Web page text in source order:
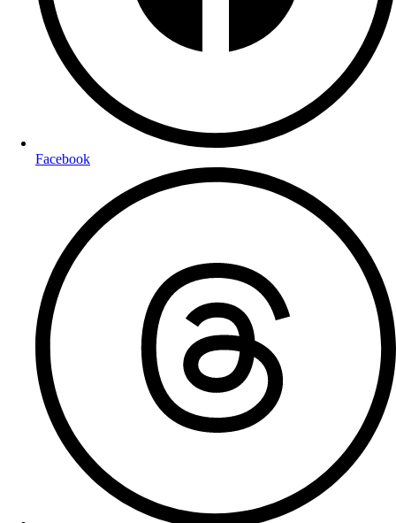
Facebook